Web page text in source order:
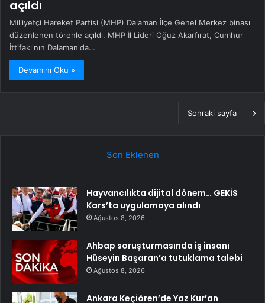
açıldı
Milliyetçi Hareket Partisi (MHP) Dalaman İlçe Genel Merkez binası
düzenlenen törenle açıldı. MHP İl Lideri Oğuz Akarfırat, Cumhur
İttifakı'nın Dalaman'da…
Devamını Oku »
Sonraki sayfa
Son Eklenen
Hayvancılıkta dijital dönem… GEKİS
Kars’ta uygulamaya alındı
Ağustos 8, 2026
Ahbap soruşturmasında iş insanı
Hüseyin Başaran’a tutuklama talebi
Ağustos 8, 2026
Ankara Keçiören’de Yaz Kur’an